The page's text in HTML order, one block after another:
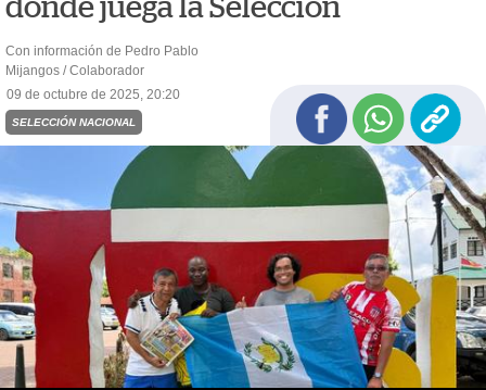
donde juega la Selección
Con información de Pedro Pablo
Mijangos / Colaborador
09 de octubre de 2025, 20:20
SELECCIÓN NACIONAL